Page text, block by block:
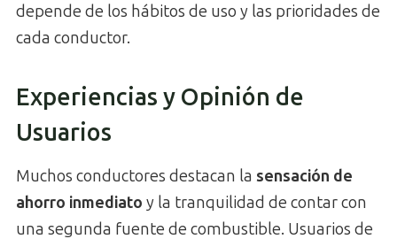
depende de los hábitos de uso y las prioridades de
cada conductor.
Experiencias y Opinión de
Usuarios
Muchos conductores destacan la sensación de
ahorro inmediato y la tranquilidad de contar con
una segunda fuente de combustible. Usuarios de